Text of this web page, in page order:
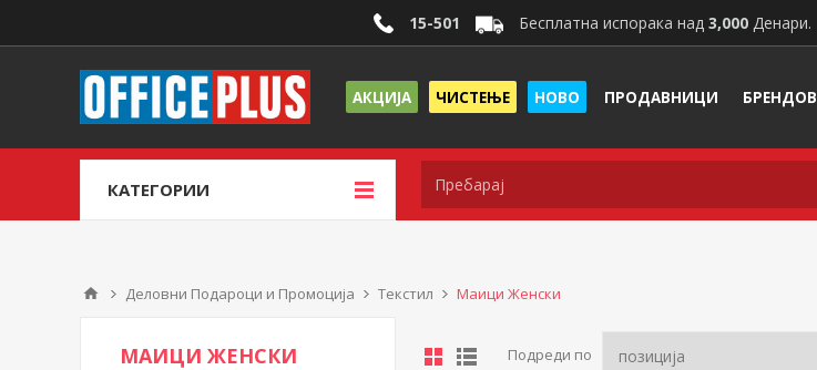
15-501 Бесплатна испорака над 3,000 Денари.
АКЦИЈА ЧИСТЕЊЕ НОВО ПРОДАВНИЦИ
КАТЕГОРИИ
Деловни Подароци и Промоција Текстил Маици Женски
Подреди по
МАИЦИ ЖЕНСКИ